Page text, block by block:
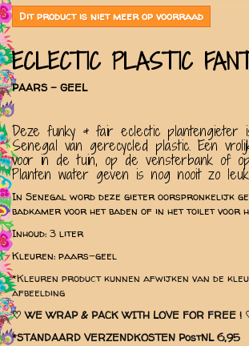
Dit product is niet meer op voorraad
ECLECTIC PLASTIC
PAARS - GEEL
Deze funky & fair eclectic plantengieter
Senegal van gerecycled plastic. Een
voor in de tuin, op de vensterbank of
Planten water geven is nog nooit zo
In Senegal word deze gieter oorspronkelijk
badkamer voor het baden of in het toilet voor
Inhoud: 3 liter
Kleuren: paars-geel
*Kleuren product kunnen afwijken van de
afbeelding
♡ WE WRAP & PACK WITH LOVE FOR FREE !
*STANDAARD VERZENDKOSTEN PostNL 6,95